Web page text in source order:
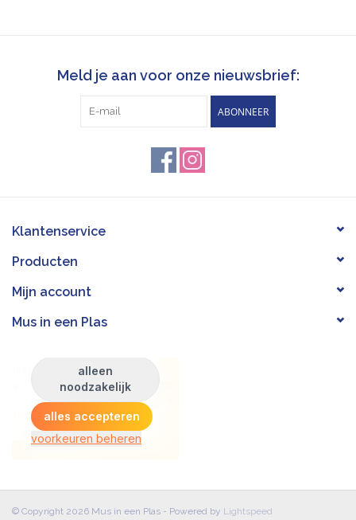
Meld je aan voor onze nieuwsbrief:
ABONNEER
Klantenservice
Producten
Mijn account
Mus in een Plas
© Copyright 2026 Mus in een Plas - Powered by Lightspeed